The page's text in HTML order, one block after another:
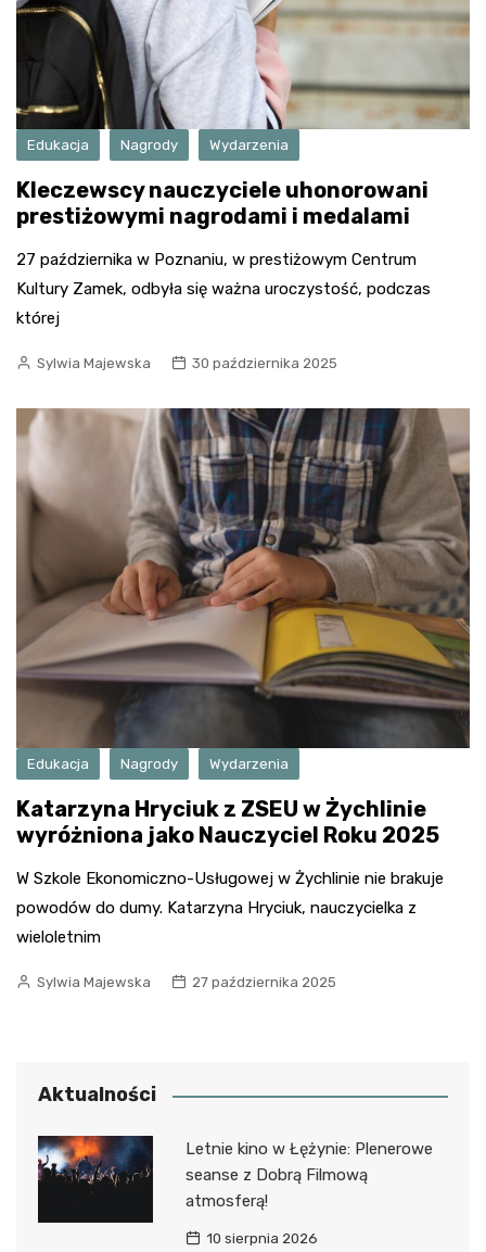
Edukacja Nagrody Wydarzenia
Kleczewscy nauczyciele uhonorowani
prestiżowymi nagrodami i medalami
27 października w Poznaniu, w prestiżowym Centrum
Kultury Zamek, odbyła się ważna uroczystość, podczas
której
Sylwia Majewska 30 października 2025
Edukacja Nagrody Wydarzenia
Katarzyna Hryciuk z ZSEU w Żychlinie
wyróżniona jako Nauczyciel Roku 2025
W Szkole Ekonomiczno-Usługowej w Żychlinie nie brakuje
powodów do dumy. Katarzyna Hryciuk, nauczycielka z
wieloletnim
Sylwia Majewska 27 października 2025
Aktualności
Letnie kino w Łężynie: Plenerowe
seanse z Dobrą Filmową
atmosferą!
10 sierpnia 2026